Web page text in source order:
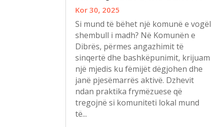
Kor 30, 2025
Si mund të bëhet një komunë e vogël
shembull i madh? Në Komunën e
Dibrës, përmes angazhimit të
sinqertë dhe bashkëpunimit, krijuam
një mjedis ku fëmijët dëgjohen dhe
janë pjesëmarrës aktivë. Dzhevit
ndan praktika frymëzuese që
tregojnë si komuniteti lokal mund
të...